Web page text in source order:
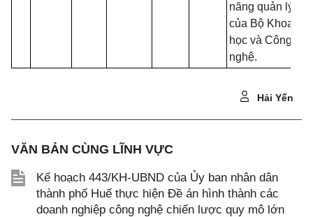
năng quản lý
của Bộ Khoa
học và Công
nghệ.
Hải Yến
VĂN BẢN CÙNG LĨNH VỰC
Kế hoạch 443/KH-UBND của Ủy ban nhân dân
thành phố Huế thực hiện Đề án hình thành các
doanh nghiệp công nghệ chiến lược quy mô lớn